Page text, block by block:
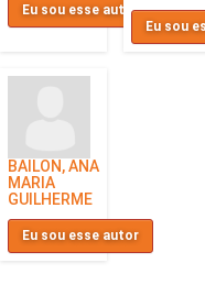
Eu sou esse autor
Eu sou
BAILON, ANA
MARIA
GUILHERME
Eu sou esse autor